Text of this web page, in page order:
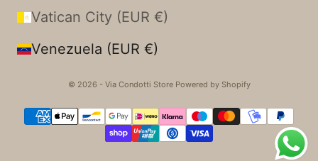
Vatican City (EUR €)
Venezuela (EUR €)
© 2026 - Via Condotti Store Powered by Shopify